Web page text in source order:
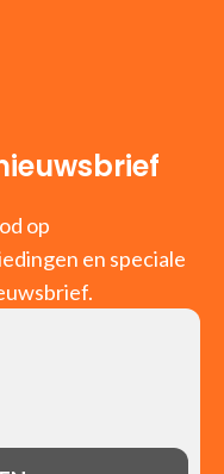
op
en speciale